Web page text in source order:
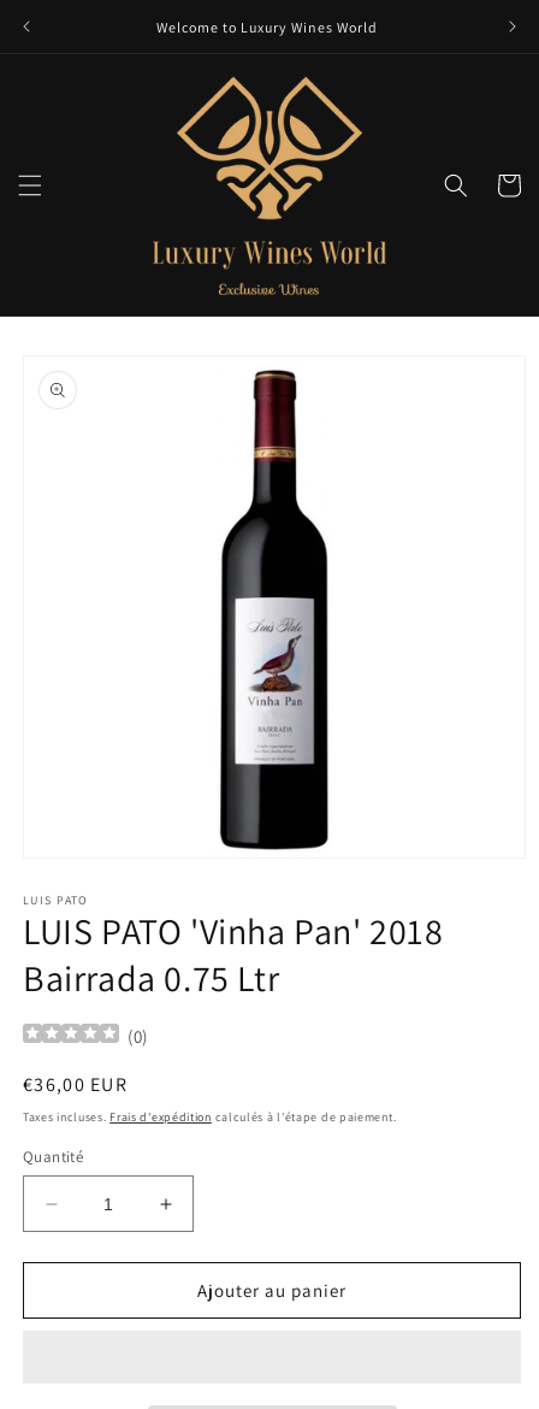
Welcome to Luxury Wines World
Panier
informations
produits
média
1
dans
fenêtre
modale
LUIS PATO
LUIS PATO 'Vinha Pan' 2018
Bairrada 0.75 Ltr
(0)
Prix
habituel
€36,00 EUR
Taxes incluses. Frais d'expédition calculés à l'étape de paiement.
Quantité
Réduire
la
quantité
LUIS
Augmenter
la
quantité
LUIS
Ajouter au panier